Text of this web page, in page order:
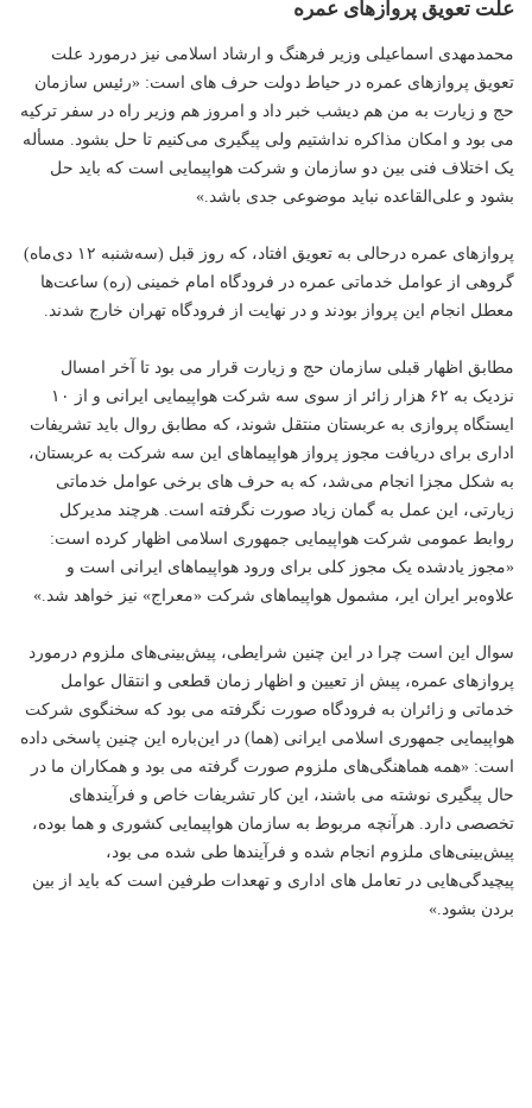
علت تعویق پروازهای عمره
محمدمهدی اسماعیلی وزیر فرهنگ و ارشاد اسلامی نیز درمورد علت
تعویق پروازهای عمره در حیاط دولت حرف های است: «رئیس سازمان
حج و زیارت به من هم دیشب خبر داد و امروز هم وزیر راه در سفر ترکیه
می بود و امکان مذاکره نداشتیم ولی پیگیری می‌کنیم تا حل بشود. مسأله
یک اختلاف فنی بین دو سازمان و شرکت هواپیمایی است که باید حل
بشود و علی‌القاعده نباید موضوعی جدی باشد.»
پروازهای عمره درحالی به تعویق افتاد، که روز قبل (سه‌شنبه ۱۲ دی‌ماه)
گروهی از عوامل خدماتی عمره در فرودگاه امام خمینی (ره) ساعت‌ها
معطل انجام این پرواز بودند و در نهایت از فرودگاه تهران خارج شدند.
مطابق اظهار قبلی سازمان حج و زیارت قرار می بود تا آخر امسال
نزدیک‌ به ۶۲ هزار زائر از سوی سه شرکت هواپیمایی ایرانی و از ۱۰
ایستگاه پروازی به عربستان منتقل شوند، که مطابق روال باید تشریفات
اداری برای دریافت مجوز پرواز هواپیماهای این سه شرکت به عربستان،
به شکل مجزا انجام می‌شد، که به حرف های برخی عوامل خدماتی
زیارتی، این عمل به گمان زیاد صورت نگرفته است. هرچند مدیرکل
روابط عمومی شرکت هواپیمایی جمهوری اسلامی اظهار کرده است:
«مجوز یادشده یک مجوز کلی برای ورود هواپیماهای ایرانی است و
علاوه‌بر ایران ایر، مشمول هواپیماهای شرکت «معراج» نیز خواهد شد.»
سوال این است چرا در این چنین شرایطی، پیش‌بینی‌های ملزوم درمورد
پروازهای عمره، پیش از تعیین و اظهار زمان قطعی و انتقال عوامل
خدماتی و زائران به فرودگاه صورت نگرفته می بود که سخنگوی شرکت
هواپیمایی جمهوری اسلامی ایرانی (هما) در این‌باره این چنین پاسخی داده
است: «همه هماهنگی‌های ملزوم صورت گرفته می بود و همکاران ما در
حال پیگیری نوشته می باشند، این کار تشریفات خاص و فرآیندهای
تخصصی دارد. هرآنچه مربوط‌ به سازمان هواپیمایی کشوری و هما بوده،
پیش‌بینی‌های ملزوم انجام شده و فرآیندها طی شده می بود،
پیچیدگی‌هایی در تعامل های اداری و تهعدات طرفین است که باید از بین
بردن بشود.»